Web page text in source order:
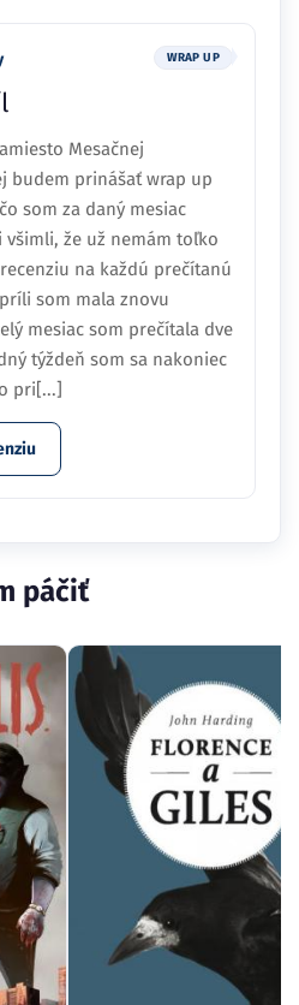
WRAP UP
Mesačnej
budem prinášať wrap up
som za daný mesiac
všimli, že už nemám toľko
na každú prečítanú
som mala znovu
mesiac som prečítala dve
týždeň som sa nakoniec
pri[...]
páčiť